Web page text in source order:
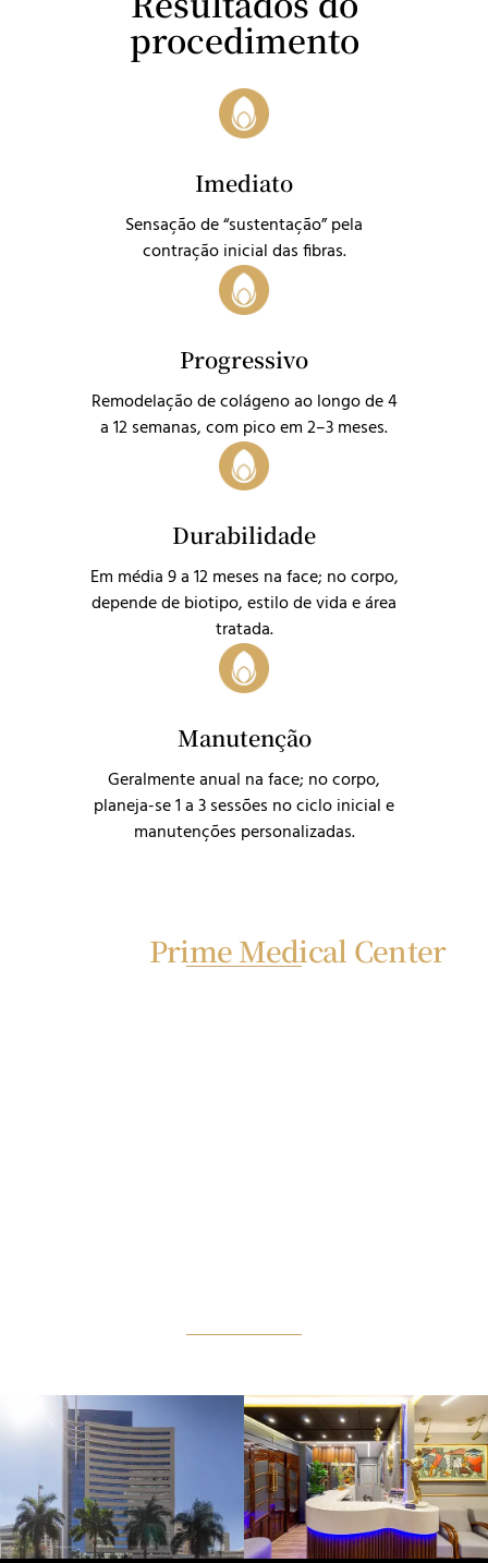
procedimento
Imediato
Sensação de “sustentação” pela
contração inicial das fibras.
Progressivo
Remodelação de colágeno ao longo de 4
a 12 semanas, com pico em 2–3 meses.
Durabilidade
Em média 9 a 12 meses na face; no corpo,
depende de biotipo, estilo de vida e área
tratada.
Manutenção
Geralmente anual na face; no corpo,
planeja-se 1 a 3 sessões no ciclo inicial e
manutenções personalizadas.
Prime Medical Center